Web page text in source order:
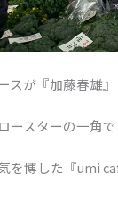
スが『加藤春雄』
スターの一角で
を博した『umi